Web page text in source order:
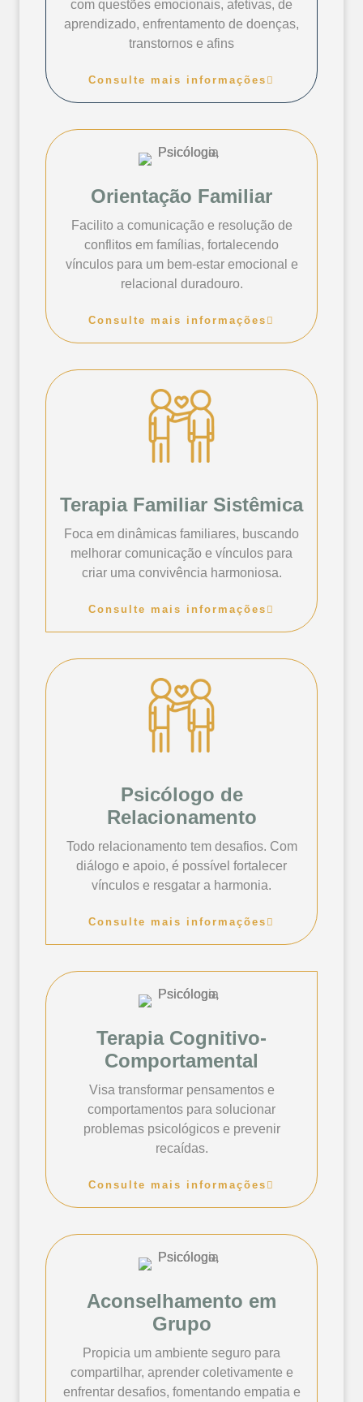
com questões emocionais, afetivas, de
aprendizado, enfrentamento de doenças,
transtornos e afins
Consulte mais informações
Orientação Familiar
Facilito a comunicação e resolução de
conflitos em famílias, fortalecendo
vínculos para um bem-estar emocional e
relacional duradouro.
Consulte mais informações
Terapia Familiar Sistêmica
Foca em dinâmicas familiares, buscando
melhorar comunicação e vínculos para
criar uma convivência harmoniosa.
Consulte mais informações
Psicólogo de
Relacionamento
Todo relacionamento tem desafios. Com
diálogo e apoio, é possível fortalecer
vínculos e resgatar a harmonia.
Consulte mais informações
Terapia Cognitivo-
Comportamental
Visa transformar pensamentos e
comportamentos para solucionar
problemas psicológicos e prevenir
recaídas.
Consulte mais informações
Aconselhamento em
Grupo
Propicia um ambiente seguro para
compartilhar, aprender coletivamente e
enfrentar desafios, fomentando empatia e